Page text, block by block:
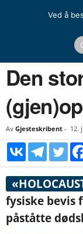
Den
Av Gjesteskribent - 12.
fysiske bevis
påståtte
Ved å